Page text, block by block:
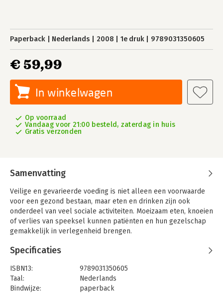
Paperback Nederlands 2008 1e druk 9789031350605
€ 59,99
In winkelwagen
Op voorraad
Vandaag voor 21:00 besteld, zaterdag in huis
Gratis verzonden
Samenvatting
Veilige en gevarieerde voeding is niet alleen een voorwaarde
voor een gezond bestaan, maar eten en drinken zijn ook
onderdeel van veel sociale activiteiten. Moeizaam eten, knoeien
of verlies van speeksel kunnen patiënten en hun gezelschap
gemakkelijk in verlegenheid brengen.
Dit praktijkgerichte boek behandelt de zorg voor mensen met
een orofaryngeale slikstoornis, ontstaan door een
neurologische aandoening, tumor of andere beschadiging van
structuren in hoofd of hals. Hierbij wordt aandacht besteed aan
actuele definities, oorzaken en gevolgen, diagnostiek en
Specificaties
ISBN13:
9789031350605
Taal:
Nederlands
Bindwijze:
paperback